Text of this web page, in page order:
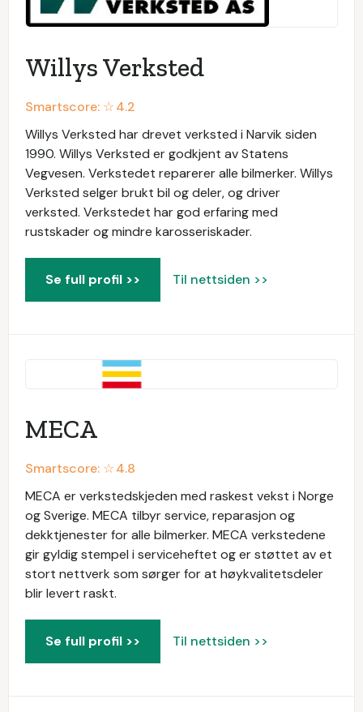
Willys Verksted
Smartscore: ☆4.2
Willys Verksted har drevet verksted i Narvik siden
1990. Willys Verksted er godkjent av Statens
Vegvesen. Verkstedet reparerer alle bilmerker. Willys
Verksted selger brukt bil og deler, og driver
verksted. Verkstedet har god erfaring med
rustskader og mindre karosseriskader.
Se full profil >> Til nettsiden >>
MECA
Smartscore: ☆4.8
MECA er verkstedskjeden med raskest vekst i Norge
og Sverige. MECA tilbyr service, reparasjon og
dekktjenester for alle bilmerker. MECA verkstedene
gir gyldig stempel i serviceheftet og er støttet av et
stort nettverk som sørger for at høykvalitetsdeler
blir levert raskt.
Se full profil >> Til nettsiden >>